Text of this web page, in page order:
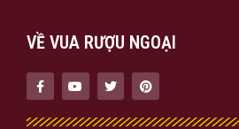
VỀ VUA RƯỢU NGOẠI